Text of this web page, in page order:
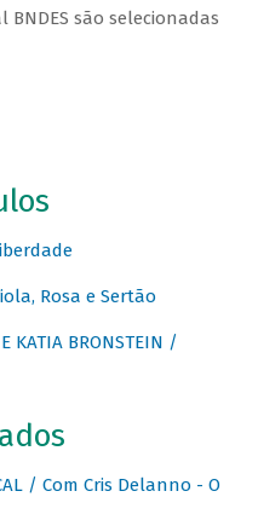
são selecionadas
Rosa e Sertão
KATIA BRONSTEIN /
/ Com Cris Delanno - O